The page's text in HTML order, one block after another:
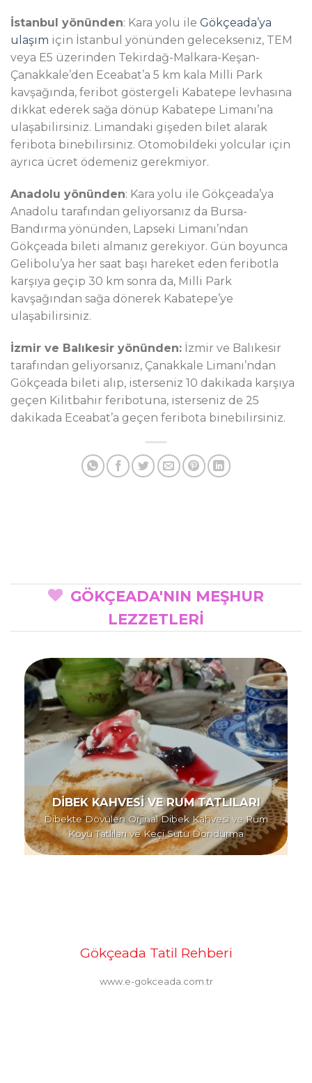
İstanbul yönünden: Kara yolu ile Gökçeada’ya
ulaşım için İstanbul yönünden gelecekseniz, TEM
veya E5 üzerinden Tekirdağ-Malkara-Keşan-
Çanakkale’den Eceabat’a 5 km kala Milli Park
kavşağında, feribot göstergeli Kabatepe levhasına
dikkat ederek sağa dönüp Kabatepe Limanı’na
ulaşabilirsiniz. Limandaki gişeden bilet alarak
feribota binebilirsiniz. Otomobildeki yolcular için
ayrıca ücret ödemeniz gerekmiyor.
Anadolu yönünden: Kara yolu ile Gökçeada’ya
Anadolu tarafından geliyorsanız da Bursa-
Bandırma yönünden, Lapseki Limanı’ndan
Gökçeada bileti almanız gerekiyor. Gün boyunca
Gelibolu’ya her saat başı hareket eden feribotla
karşıya geçip 30 km sonra da, Milli Park
kavşağından sağa dönerek Kabatepe’ye
ulaşabilirsiniz.
İzmir ve Balıkesir yönünden: İzmir ve Balıkesir
tarafından geliyorsanız, Çanakkale Limanı’ndan
Gökçeada bileti alıp, isterseniz 10 dakikada karşıya
geçen Kilitbahir feribotuna, isterseniz de 25
dakikada Eceabat’a geçen feribota binebilirsiniz.
GÖKÇEADA'NIN MEŞHUR
LEZZETLERİ
DİBEK KAHVESİ VE RUM TATLILARI
Dibekte Dövülen Orjinal Dibek Kahvesi ve Rum
Köyü Tatlıları ve Keçi Sütü Dondurma
Gökçeada Tatil Rehberi
www.e-gokceada.com.tr